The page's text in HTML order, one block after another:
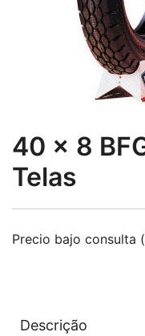
40 x 8
Telas
Precio bajo consulta
Descrição